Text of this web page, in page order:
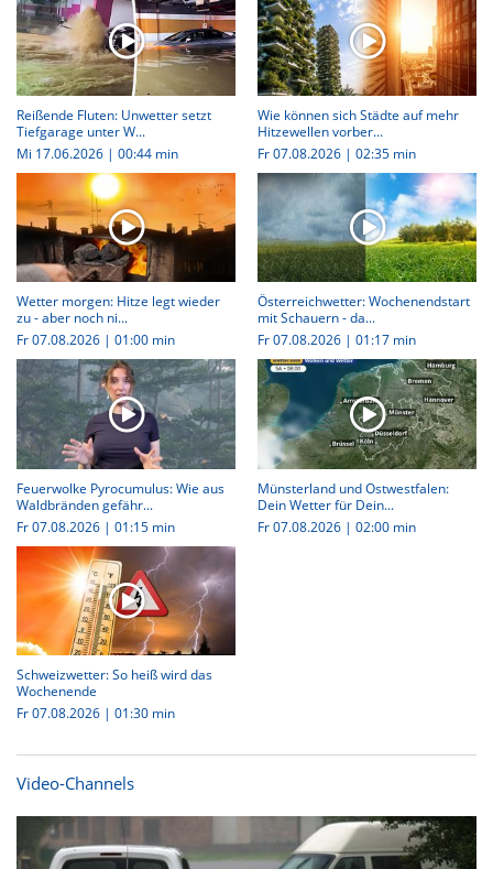
Reißende Fluten: Unwetter setzt
Tiefgarage unter W...
Mi 17.06.2026 | 00:44 min
Wie können sich Städte auf mehr
Hitzewellen vorber...
Fr 07.08.2026 | 02:35 min
Wetter morgen: Hitze legt wieder
zu - aber noch ni...
Fr 07.08.2026 | 01:00 min
Österreichwetter: Wochenendstart
mit Schauern - da...
Fr 07.08.2026 | 01:17 min
Feuerwolke Pyrocumulus: Wie aus
Waldbränden gefähr...
Fr 07.08.2026 | 01:15 min
Münsterland und Ostwestfalen:
Dein Wetter für Dein...
Fr 07.08.2026 | 02:00 min
Schweizwetter: So heiß wird das
Wochenende
Fr 07.08.2026 | 01:30 min
Video-Channels